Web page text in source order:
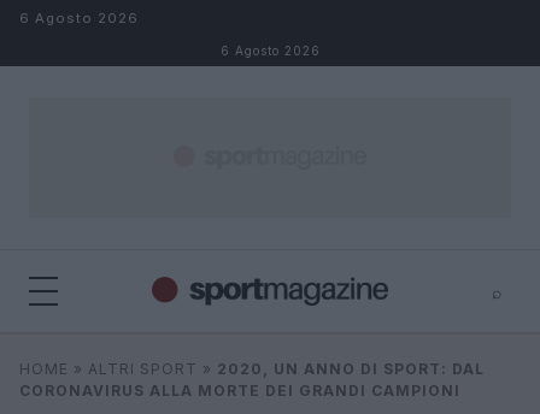
Salta al contenuto
6 Agosto 2026
6 Agosto 2026
⌕
Cerca
⌕
HOME » ALTRI SPORT » 2020, UN ANNO DI SPORT: DAL
CORONAVIRUS ALLA MORTE DEI GRANDI CAMPIONI